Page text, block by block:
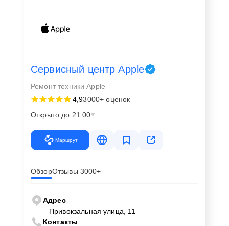
Сервисный центр Apple
Ремонт техники Apple
4,93000+ оценок
Открыто до 21:00
Маршрут
ОбзорОтзывы 3000+
Адрес
Привокзальная улица, 11
Контакты